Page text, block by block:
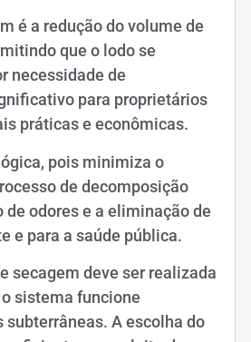
é a redução do volume de
que o lodo se
necessidade de
para proprietários
práticas e econômicas.
pois minimiza o
de decomposição
odores e a eliminação de
e para a saúde pública.
secagem deve ser realizada
sistema funcione
A escolha do